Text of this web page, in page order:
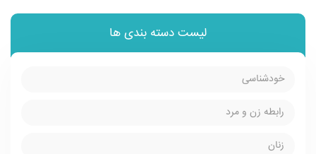
لیست دسته بندی ها
خودشناسی
رابطه زن و مرد
زنان